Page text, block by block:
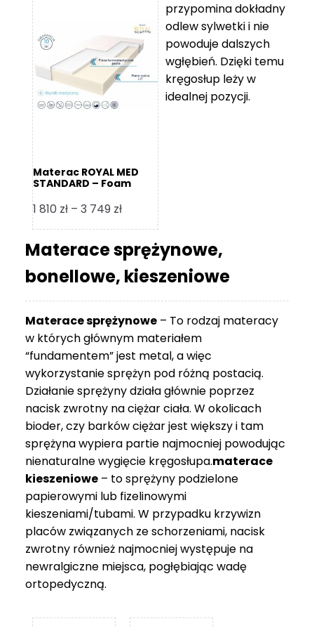
119 zł
do
11
670 zł
Materac ROYAL MED
STANDARD – Foam
1 810 zł – 3 749 złZakres
cen:
od
1
810 zł
749 zł
przypomina dokładny
odlew sylwetki i nie
powoduje dalszych
wgłębień. Dzięki temu
kręgosłup leży w
idealnej pozycji.
Materace sprężynowe,
bonellowe, kieszeniowe
Materace sprężynowe – To rodzaj materacy
w których głównym materiałem
“fundamentem” jest metal, a więc
wykorzystanie sprężyn pod różną postacią.
Działanie sprężyny działa głównie poprzez
nacisk zwrotny na ciężar ciała. W okolicach
bioder, czy barków ciężar jest większy i tam
sprężyna wypiera partie najmocniej powodując
nienaturalne wygięcie kręgosłupa.materace
kieszeniowe – to sprężyny podzielone
papierowymi lub fizelinowymi
kieszeniami/tubami. W przypadku krzywizn
placów związanych ze schorzeniami, nacisk
zwrotny również najmocniej występuje na
newralgiczne miejsca, pogłębiając wadę
ortopedyczną.